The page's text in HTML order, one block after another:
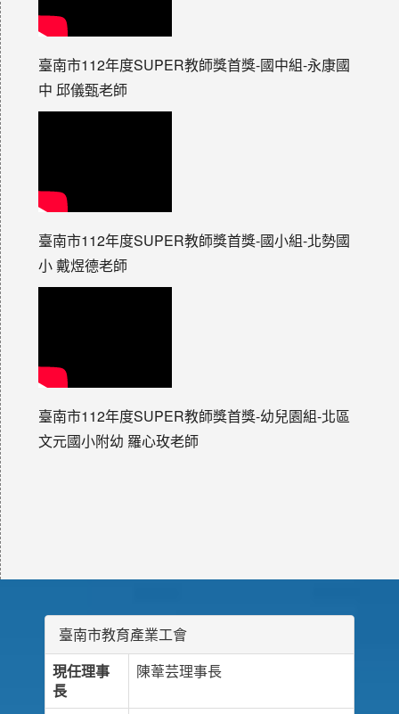
臺南市112年度SUPER教師獎首獎-國中組-永康國
中 邱儀甄老師
臺南市112年度SUPER教師獎首獎-國小組-北勢國
小 戴煜德老師
臺南市112年度SUPER教師獎首獎-幼兒園組-北區
文元國小附幼 羅心玫老師
臺南市教育產業工會
現任理事
長
陳葦芸理事長